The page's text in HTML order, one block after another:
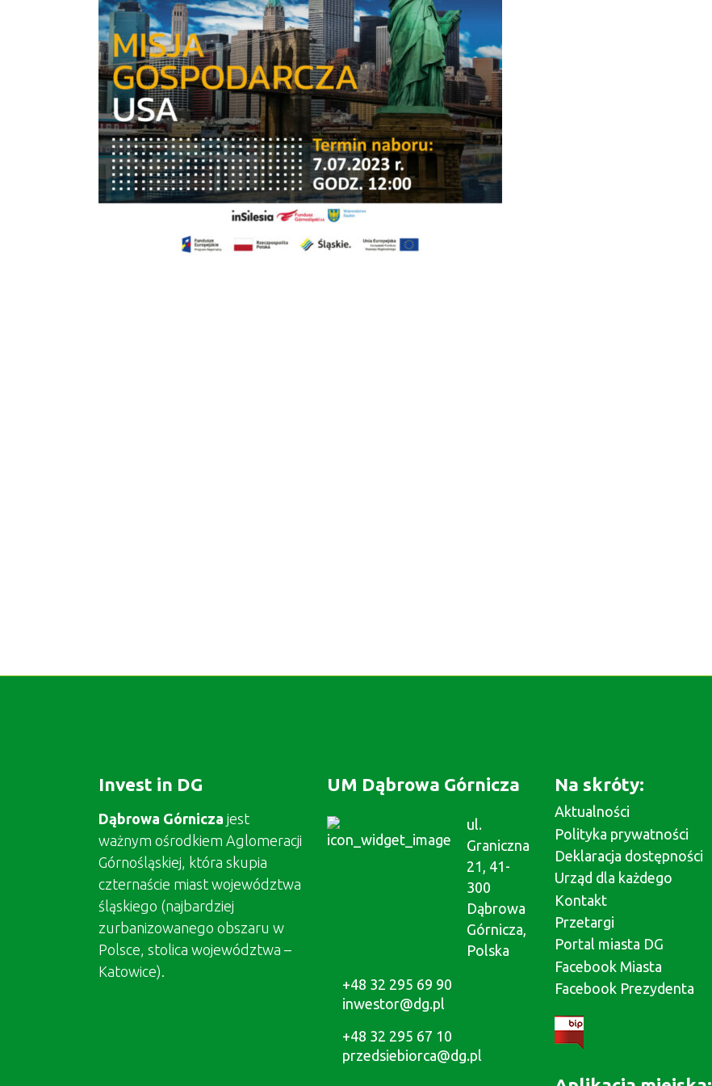
Invest in DG
Dąbrowa Górnicza jest
ważnym ośrodkiem Aglomeracji
Górnośląskiej, która skupia
czternaście miast województwa
śląskiego (najbardziej
zurbanizowanego obszaru w
Polsce, stolica województwa –
Katowice).
UM Dąbrowa Górnicza
ul.
Graniczna
21, 41-
300
Dąbrowa
Górnicza,
Polska
+48 32 295 69 90
inwestor@dg.pl
+48 32 295 67 10
przedsiebiorca@dg.pl
Na skróty:
Aktualności
Polityka prywatności
Deklaracja dostępności
Urząd dla każdego
Kontakt
Przetargi
Portal miasta DG
Facebook Miasta
Facebook Prezydenta